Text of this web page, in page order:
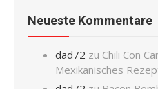
Neueste Kommentare
dad72 zu Chili Con
Mexikanisches